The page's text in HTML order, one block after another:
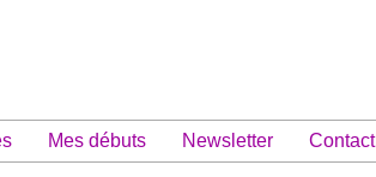
Mes débuts Newsletter Contact